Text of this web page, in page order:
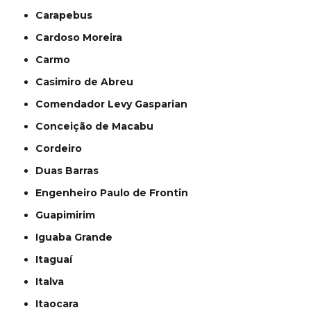
Carapebus
Cardoso Moreira
Carmo
Casimiro de Abreu
Comendador Levy Gasparian
Conceição de Macabu
Cordeiro
Duas Barras
Engenheiro Paulo de Frontin
Guapimirim
Iguaba Grande
Itaguaí
Italva
Itaocara